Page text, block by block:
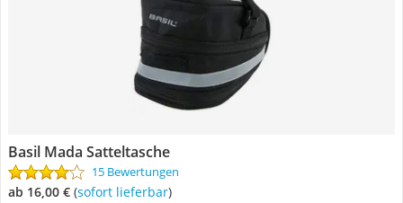
Basil Mada Satteltasche
15 Bewertungen
ab 16,00 € ( Sofort lieferbar)